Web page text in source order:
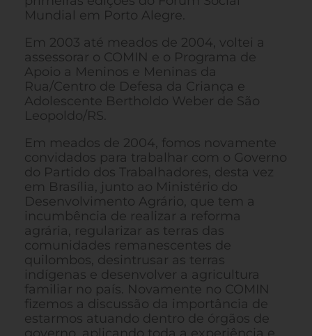
Mundial em Porto Alegre.
Em 2003 até meados de 2004, voltei a
assessorar o COMIN e o Programa de
Apoio a Meninos e Meninas da
Rua/Centro de Defesa da Criança e
Adolescente Bertholdo Weber de São
Leopoldo/RS.
Em meados de 2004, fomos novamente
convidados para trabalhar com o Governo
do Partido dos Trabalhadores, desta vez
em Brasília, junto ao Ministério do
Desenvolvimento Agrário, que tem a
incumbência de realizar a reforma
agrária, regularizar as terras das
comunidades remanescentes de
quilombos, desintrusar as terras
indígenas e desenvolver a agricultura
familiar no país. Novamente no COMIN
fizemos a discussão da importância de
estarmos atuando dentro de órgãos de